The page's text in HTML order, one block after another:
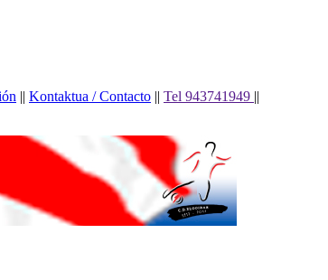
|| Kontaktua / Contacto || Tel 943741949 ||